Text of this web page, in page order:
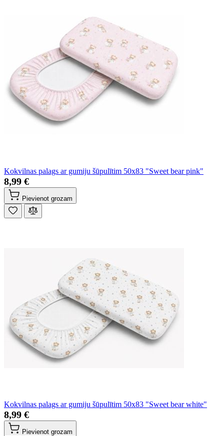
Kokvilnas palags ar gumiju šūpulītim 50x83 "Sweet bear pink"
8,99 €
Pievienot grozam
Kokvilnas palags ar gumiju šūpulītim 50x83 "Sweet bear white"
8,99 €
Pievienot grozam